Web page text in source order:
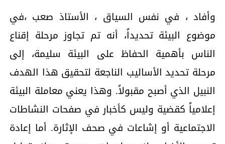
وأفاد ، في نفس السياق ، الأستاذ صعب ،في
موضوع البيئة تحديداً، أنه تم تجاوز مرحلة إقناع
الناس بأهمية الحفاظ على البيئة سليمة، إلى
مرحلة تحديد الأساليب الناجعة لتحقيق هذا الهدف
النبيل الذي أصبح مقبولاً. وهذا يعني معاملة البيئة
إعلامياً كقضية وليس كأخبار في صفحات النشاطات
الاجتماعية أو إشاعات في صحف الإثارة. أما إعادة